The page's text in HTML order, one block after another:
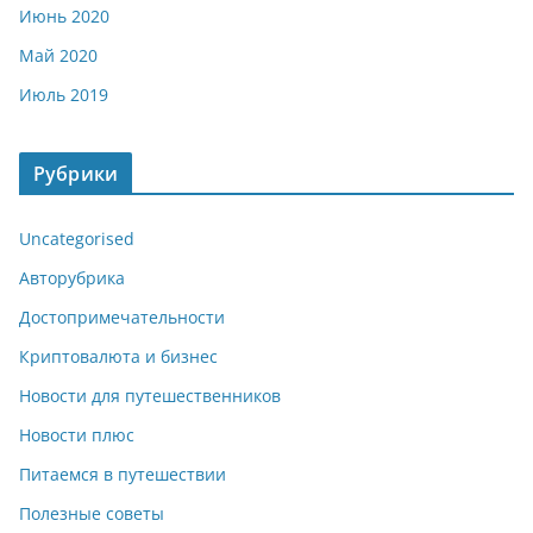
Июнь 2020
Май 2020
Июль 2019
Рубрики
Uncategorised
Авторубрика
Достопримечательности
Криптовалюта и бизнес
Новости для путешественников
Новости плюс
Питаемся в путешествии
Полезные советы